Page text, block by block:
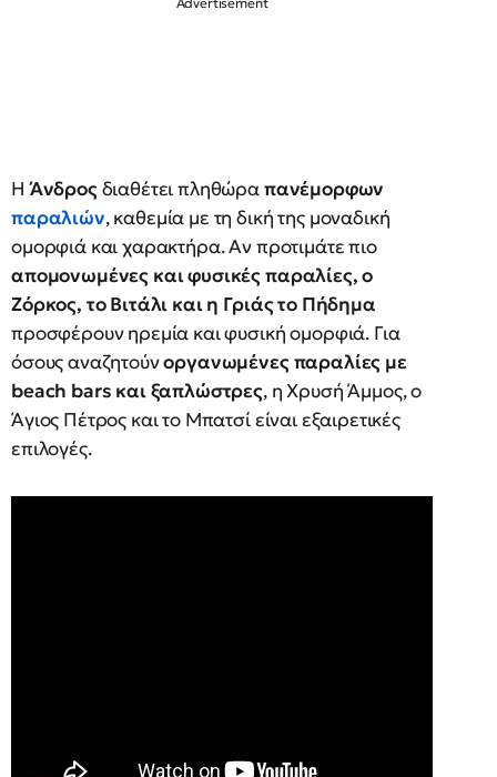
ΗΆνδροςδιαθέτει πληθώραπανέμορφων
παραλιών, καθεμία με τη δική της μοναδική
ομορφιά και χαρακτήρα. Αν προτιμάτε πιο
απομονωμένες και φυσικές παραλίες, ο
Ζόρκος, το Βιτάλι και η Γριάς το Πήδημα
προσφέρουν ηρεμία και φυσική ομορφιά. Για
όσους αναζητούνοργανωμένες παραλίες με
beach bars και ξαπλώστρες, η Χρυσή Άμμος, ο
Άγιος Πέτρος και το Μπατσί είναι εξαιρετικές
επιλογές.